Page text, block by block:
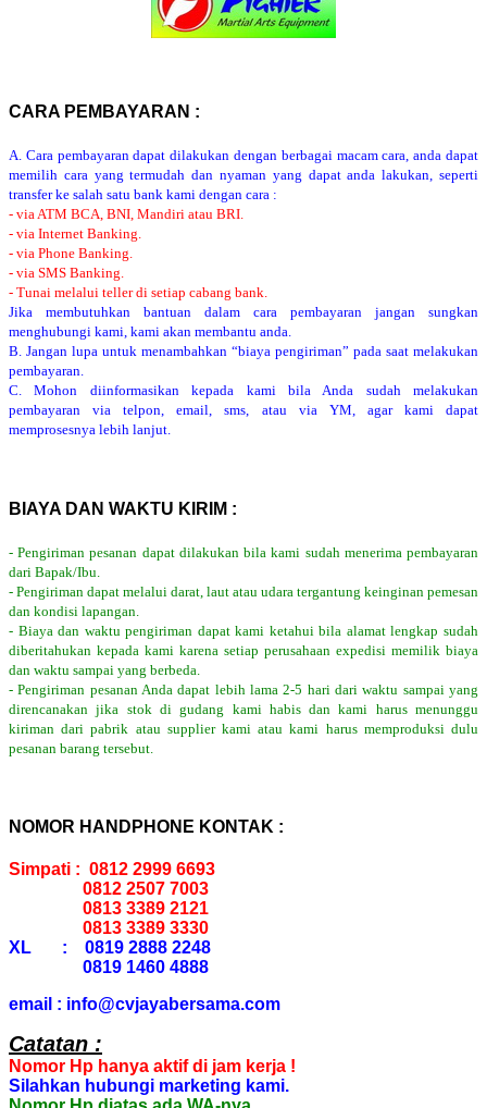
CARA PEMBAYARAN :
A. Cara pembayaran dapat dilakukan dengan berbagai macam cara, anda dapat
memilih cara yang termudah dan nyaman yang dapat anda lakukan, seperti
transfer ke salah satu bank kami dengan cara :
- via ATM BCA, BNI, Mandiri atau BRI.
- via Internet Banking.
- via Phone Banking.
- via SMS Banking.
- Tunai melalui teller di setiap cabang bank.
Jika membutuhkan bantuan dalam cara pembayaran jangan sungkan
menghubungi kami, kami akan membantu anda.
B. Jangan lupa untuk menambahkan “biaya pengiriman” pada saat melakukan
pembayaran.
C. Mohon diinformasikan kepada kami bila Anda sudah melakukan
pembayaran via telpon, email, sms, atau via YM, agar kami dapat
memprosesnya lebih lanjut.
BIAYA DAN WAKTU KIRIM :
- Pengiriman pesanan dapat dilakukan bila kami sudah menerima pembayaran
dari Bapak/Ibu.
- Pengiriman dapat melalui darat, laut atau udara tergantung keinginan pemesan
dan kondisi lapangan.
- Biaya dan waktu pengiriman dapat kami ketahui bila alamat lengkap sudah
diberitahukan kepada kami karena setiap perusahaan expedisi memilik biaya
dan waktu sampai yang berbeda.
- Pengiriman pesanan Anda dapat lebih lama 2-5 hari dari waktu sampai yang
direncanakan jika stok di gudang kami habis dan kami harus menunggu
kiriman dari pabrik atau supplier kami atau kami harus memproduksi dulu
pesanan barang tersebut.
NOMOR HANDPHONE KONTAK :
Simpati : 0812 2999 6693
0812 2507 7003
0813 3389 2121
0813 3389 3330
XL : 0819 2888 2248
0819 1460 4888
email : info@cvjayabersama.com
Catatan :
Nomor Hp hanya aktif di jam kerja !
Silahkan hubungi marketing kami.